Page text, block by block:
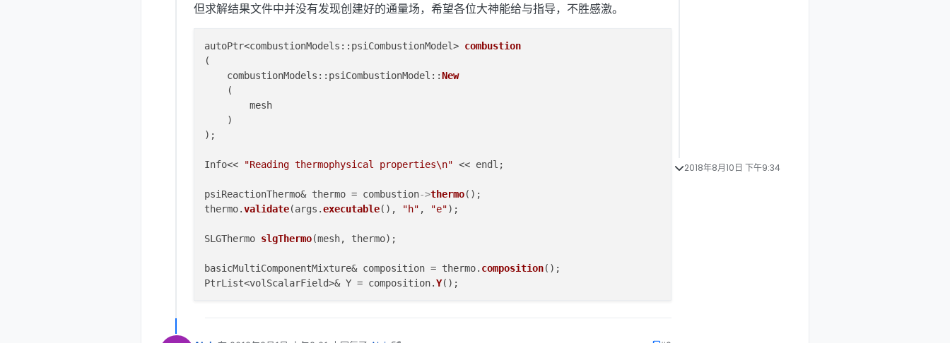
但求解结果文件中并没有发现创建好的通量场，希望各位大神能给与指导，不胜感激。
autoPtr<combustionModels::psiCombustionModel> combustion
(
    combustionModels::psiCombustionModel::
New
    (
        mesh
    )
);
Info<< "Reading thermophysical properties\n" << endl;
psiReactionThermo& thermo = combustion->thermo();
thermo.validate(args.executable(), "h" , "e");
SLGThermo slgThermo(mesh, thermo);
basicMultiComponentMixture& composition = thermo. composition();
PtrList<volScalarField>& Y = composition.Y();
2018年8月10日 下午9:34